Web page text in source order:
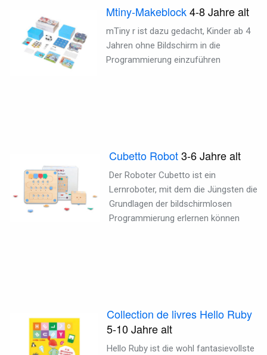
Mtiny-Makeblock4-8Jahre alt
mTiny r ist dazu gedacht, Kinder ab 4
Jahren ohne Bildschirm in die
Programmierung einzuführen
Cubetto Robot3-6Jahre alt
Der Roboter Cubetto ist ein
Lernroboter, mit dem die Jüngsten die
Grundlagen der bildschirmlosen
Programmierung erlernen können
Collection de livres Hello Ruby
5-10Jahre alt
Hello Ruby ist die wohl fantasievollste